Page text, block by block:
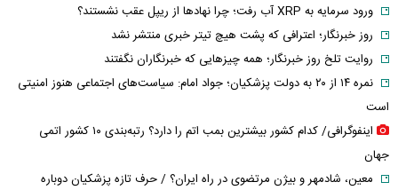
ورود سرمایه به XRP آب رفت؛ چرا نهادها از ریپل عقب نشستند؟
روز خبرنگار؛ اعترافی که پشت هیچ تیتر خبری منتشر نشد
روایت تلخ روز خبرنگار؛ همه چیزهایی که خبرنگاران نگفتند
نمره ۱۴ از ۲۰ به دولت پزشکیان؛ جواد امام: سیاست‌های اجتماعی هنوز امنیتی
است
اینفوگرافی/ کدام کشور بیشترین بمب اتم را دارد؟ رتبه‌بندی ۱۰ کشور اتمی
جهان
معین، شادمهر و بیژن مرتضوی در راه ایران؟ / حرف تازه پزشکیان دوباره